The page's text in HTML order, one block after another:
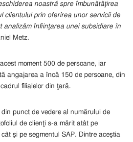
noastră spre îmbunătăţirea
clientului prin oferirea unor servicii de
analizăm înfiinţarea unei subsidiare în
Metz.
moment 500 de persoane, iar
angajarea a încă 150 de persoane, din
filialelor din ţară.
punct de vedere al numărului de
de clienţi s-a mărit atât pe
şi pe segmentul SAP. Dintre aceştia